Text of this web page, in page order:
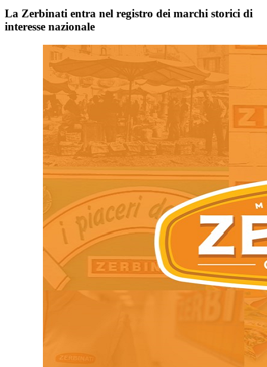
La Zerbinati entra nel registro dei marchi storici di
interesse nazionale